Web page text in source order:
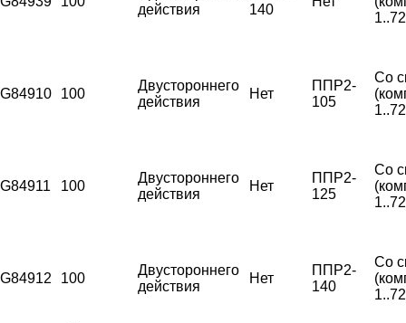
действия
140
G84910 100
Двустороннего
действия
Нет
ППР2-
105
Со
G84911 100
Двустороннего
действия
Нет
ППР2-
125
Со
G84912 100
Двустороннего
действия
Нет
ППР2-
140
Со